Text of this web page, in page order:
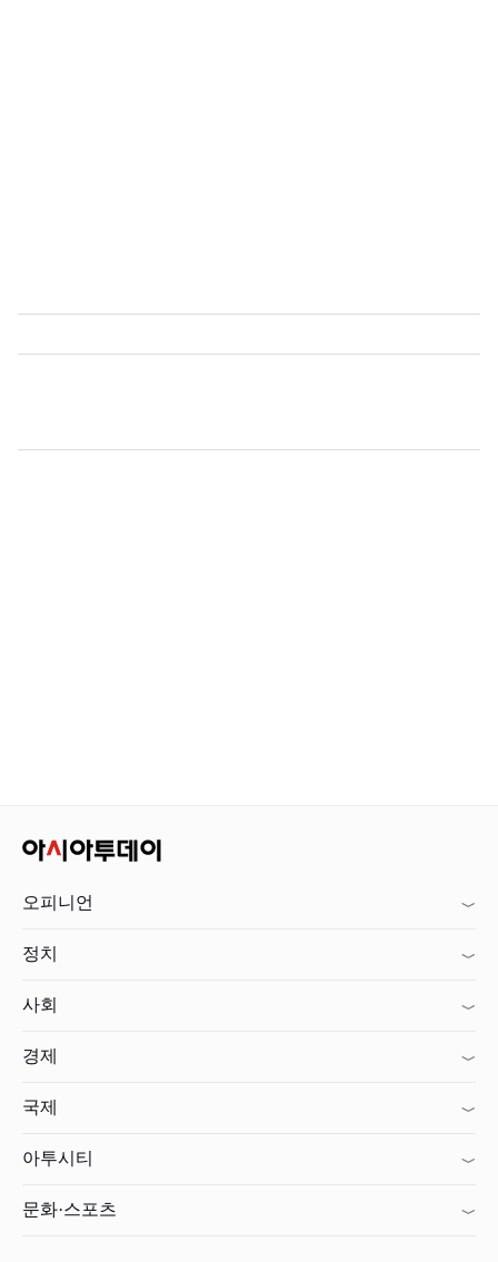
오피니언
정치
사회
경제
국제
아투시티
문화·스포츠